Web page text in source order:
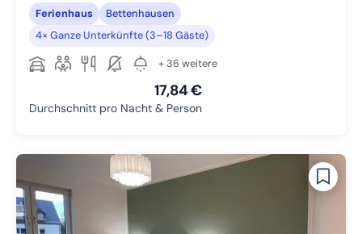
Ferienhaus
Bettenhausen
4× Ganze Unterkünfte (3–18 Gäste)
+ 36 weitere
17,84 €
Durchschnitt pro Nacht & Person